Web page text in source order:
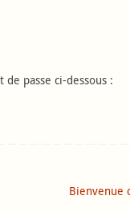
passe ci-dessous :
Bienvenue